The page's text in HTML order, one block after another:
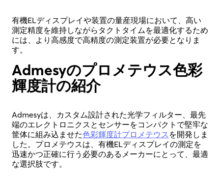
有機ELディスプレイや装置の量産現場において、高い
測定精度を維持しながらタクトタイムを最適化するため
には、より高感度で高精度の測定装置が必要となりま
す。
Admesyのプロメテウス色彩
輝度計の紹介
Admesyは、カスタム設計された光学フィルター、最先
端のエレクトロニクスとセンサーをコンパクトで堅牢な
筐体に組み込ませた色彩輝度計プロメテウス を開発しま
した。プロメテウスは、有機ELディスプレイの測定を
迅速かつ正確に行う必要のあるメーカーにとって、最適
な選択肢です。